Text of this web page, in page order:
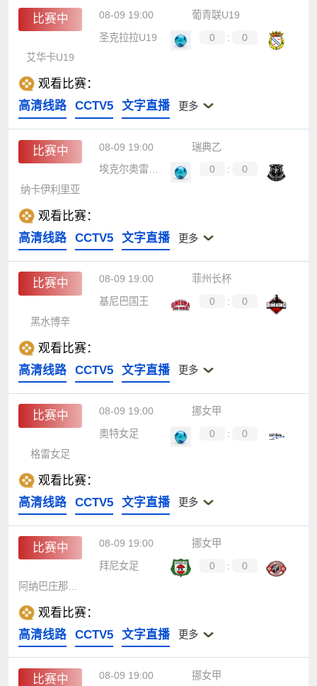
比赛中 08-09 19:00
葡青联U19
圣克拉拉U19
0 :
0
艾华卡U19
观看比赛：
高清线路
CCTV5 文字直播 更多
比赛中 08-09 19:00
瑞典乙
埃克尔奥雷布罗
0 :
0
纳卡伊利里亚
观看比赛：
高清线路
CCTV5 文字直播 更多
比赛中 08-09 19:00
菲州长杯
基尼巴国王
0 :
0
黑水博辛
观看比赛：
高清线路
CCTV5 文字直播 更多
比赛中 08-09 19:00
挪女甲
奥特女足
0 :
0
格雷女足
观看比赛：
高清线路
CCTV5 文字直播 更多
比赛中 08-09 19:00
挪女甲
拜尼女足
0 :
0
观看比赛：
高清线路
CCTV5 文字直播 更多
比赛中 08-09 19:00
挪女甲